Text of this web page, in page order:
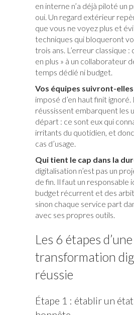
en interne n’a déjà piloté un
oui. Un regard extérieur
que vous ne voyez plus et
techniques qui bloqueront
trois ans. L’erreur classique :
en plus » à un collaborateur
temps dédié ni budget.
Vos équipes suivront-elles
imposé d’en haut finit
réussissent embarquent les
départ : ce sont eux qui
irritants du quotidien, et
cas d’usage.
Qui tient le cap dans la
digitalisation n’est pas un
de fin. Il faut un responsable
budget récurrent et des
sinon chaque service part
avec ses propres outils.
Les 6 étapes d’une
transformation
réussie
Étape 1 : établir un